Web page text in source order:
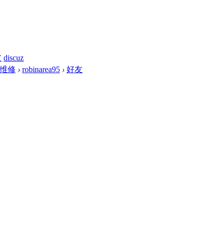
discuz
修 › robinarea95 › 好友